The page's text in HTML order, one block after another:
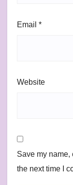
Email *
Website
Save my
the next time I